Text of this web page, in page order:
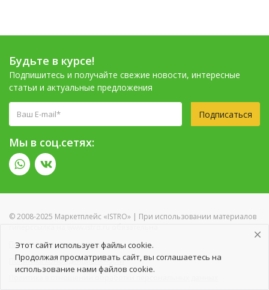
Будьте в курсе!
Подпишитесь и получайте свежие новости, интересные
статьи и актуальные предложения
Подписаться
Мы в соц.сетях:
© 2008-2025 Маркетплейс «ISTRO» | При использовании материалов
Пользовательское соглашение
Политика конфиденциальности
Этот сайт использует файлы cookie.
Продолжая просматривать сайт, вы соглашаетесь на
использование нами файлов cookie.